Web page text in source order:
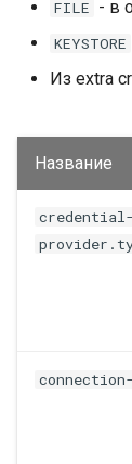
FILE - в
KEYSTORE
Из extra
Название
credential-